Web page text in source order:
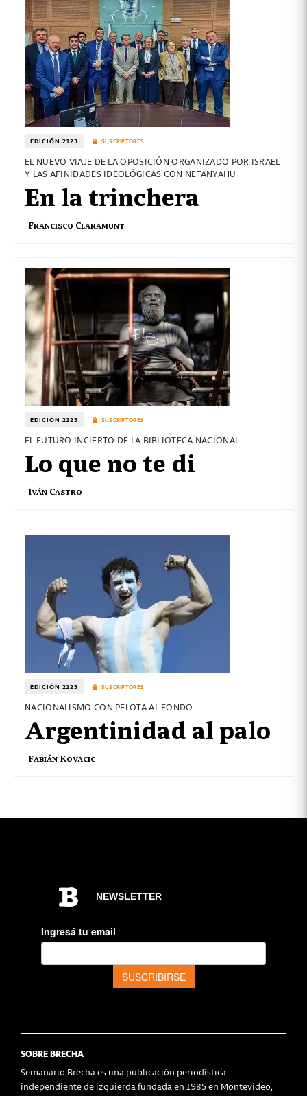
EDICIÓN 2123 SUSCRIPTORES
EL NUEVO VIAJE DE LA OPOSICIÓN ORGANIZADO POR ISRAEL
Y LAS AFINIDADES IDEOLÓGICAS CON NETANYAHU
En la trinchera
Francisco Claramunt
EDICIÓN 2123 SUSCRIPTORES
EL FUTURO INCIERTO DE LA BIBLIOTECA NACIONAL
Lo que no te di
Iván Castro
EDICIÓN 2123 SUSCRIPTORES
NACIONALISMO CON PELOTA AL FONDO
Argentinidad al palo
Fabián Kovacic
SOBRE BRECHA
Semanario Brecha es una publicación periodística
independiente de izquierda fundada en 1985 en Montevideo,